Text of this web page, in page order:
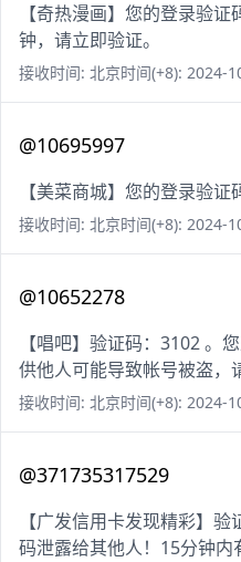
【奇热漫画】您的登录验
钟，请立即验证。
接收时间: 北京时间(+8): 2024-
@10695997
【美菜商城】您的登录验证
接收时间: 北京时间(+8): 2024-
@10652278
【唱吧】验证码：3102 。
供他人可能导致帐号被盗，
接收时间: 北京时间(+8): 2024-
@371735317529
【广发信用卡发现精彩】
码泄露给其他人！15分钟内